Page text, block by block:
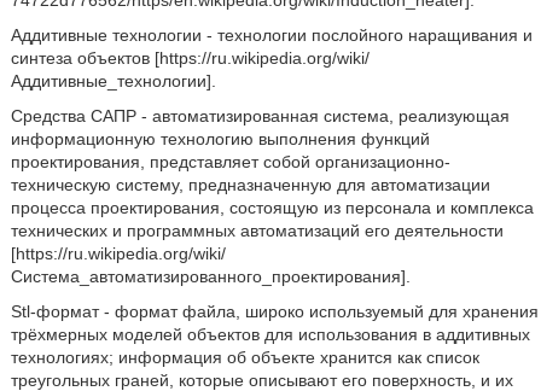
Аддитивные технологии - технологии послойного наращивания и
синтеза объектов [https://ru.wikipedia.org/wiki/
Аддитивные_технологии].
Средства САПР - автоматизированная система, реализующая
информационную технологию выполнения функций
проектирования, представляет собой организационно-
техническую систему, предназначенную для автоматизации
процесса проектирования, состоящую из персонала и комплекса
технических и программных автоматизаций его деятельности
[https://ru.wikipedia.org/wiki/
Система_автоматизированного_проектирования].
Stl-формат - формат файла, широко используемый для хранения
трёхмерных моделей объектов для использования в аддитивных
технологиях; информация об объекте хранится как список
треугольных граней, которые описывают его поверхность, и их